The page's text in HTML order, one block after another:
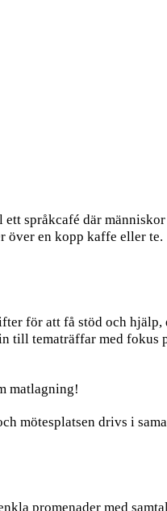
språkcafé där
över en kopp kaffe eller te.
för att få stöd och hjälp,
till tematräffar med fokus
matlagning!
mötesplatsen drivs i
promenader med